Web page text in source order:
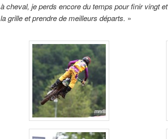
à cheval, je perds encore du temps pour finir vingt
la grille et prendre de meilleurs départs. »